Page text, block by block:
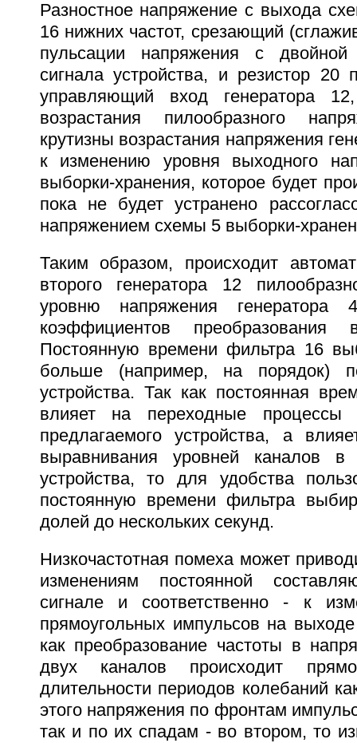
Разностное напряжение с выхода
16 нижних частот, срезающий
пульсации напряжения с двойной
сигнала устройства, и резистор 20
управляющий вход генератора
возрастания пилообразного
крутизны возрастания напряжения
к изменению уровня выходного
выборки-хранения, которое будет
пока не будет устранено
напряжением схемы 5 выборки-
Таким образом, происходит
второго генератора 12
уровню напряжения генератора
коэффициентов
Постоянную времени фильтра 16
больше (например, на порядок)
устройства. Так как постоянная
влияет на переходные процессы
предлагаемого устройства, а
выравнивания уровней каналов
устройства, то для удобства
постоянную времени фильтра
долей до нескольких секунд.
Низкочастотная помеха может
изменениям постоянной
сигнале и соответственно - к
прямоугольных импульсов на
как преобразование частоты в
двух каналов происходит
длительности периодов колебаний
этого напряжения по фронтам
так и по их спадам - во втором, то